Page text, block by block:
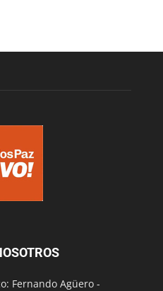
Fernando Agüero -